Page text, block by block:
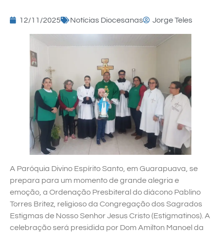
12/11/2025 Notícias Diocesanas Jorge Teles
A Paróquia Divino Espírito Santo, em Guarapuava, se
prepara para um momento de grande alegria e
emoção, a Ordenação Presbiteral do diácono Pablino
Torres Britez, religioso da Congregação dos Sagrados
Estigmas de Nosso Senhor Jesus Cristo (Estigmatinos). A
celebração será presidida por Dom Amilton Manoel da